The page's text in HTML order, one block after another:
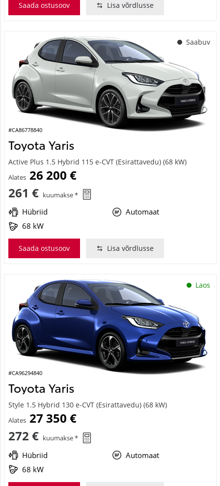
Saada ostusoov Lisa võrdlusse
Saabuv
#CA86778840
Toyota Yaris
Active Plus 1.5 Hybrid 115 e-CVT (Esirattavedu) (68 kW)
Alates 26 200 €
261 € kuumakse *
Hübriid
Automaat
68 kW
Saada ostusoov Lisa võrdlusse
Laos
#CA96294840
Toyota Yaris
Style 1.5 Hybrid 130 e-CVT (Esirattavedu) (68 kW)
Alates 27 350 €
272 € kuumakse *
Hübriid
Automaat
68 kW